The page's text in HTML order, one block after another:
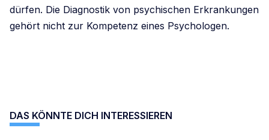
dürfen. Die Diagnostik von psychischen Erkrankungen
gehört nicht zur Kompetenz eines Psychologen.
DAS KÖNNTE DICH INTERESSIEREN